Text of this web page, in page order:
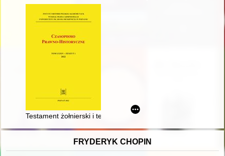
Testament żołnierski i testamenty wojskowe w europejskiej
FRYDERYK CHOPIN